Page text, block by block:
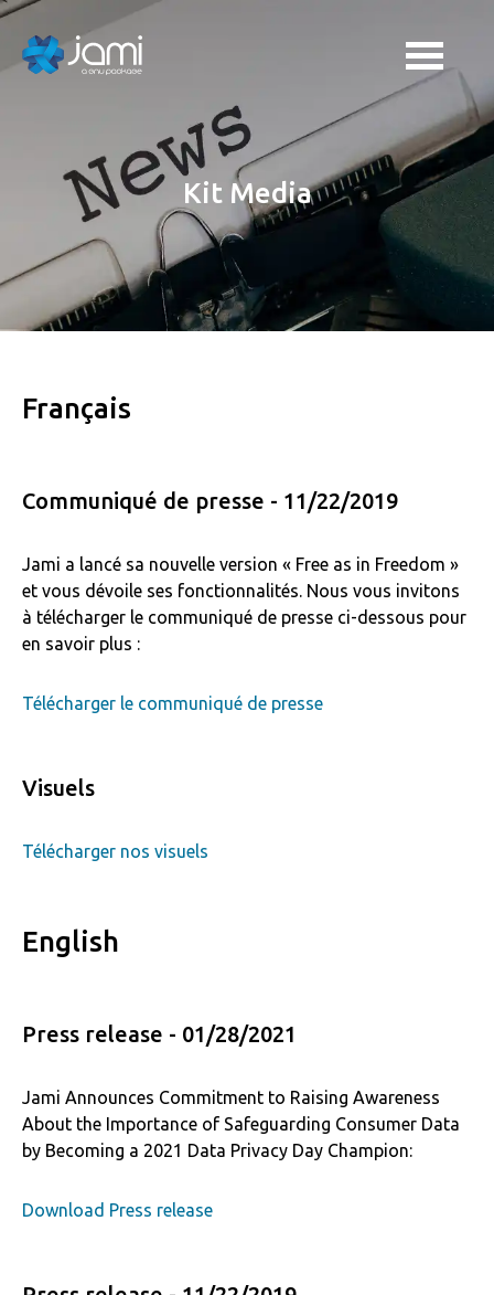
Kit Media
Français
Communiqué de presse - 11/22/2019
Jami a lancé sa nouvelle version « Free as in Freedom »
et vous dévoile ses fonctionnalités. Nous vous invitons
à télécharger le communiqué de presse ci-dessous pour
en savoir plus :
Télécharger le communiqué de presse
Visuels
Télécharger nos visuels
English
Press release - 01/28/2021
Jami Announces Commitment to Raising Awareness
About the Importance of Safeguarding Consumer Data
by Becoming a 2021 Data Privacy Day Champion:
Download Press release